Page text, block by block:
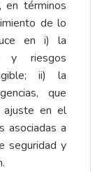
en términos
de lo
en i) la
y riesgos
ii) la
que
ajuste en el
asociadas a
seguridad y